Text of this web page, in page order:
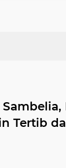
Tertib